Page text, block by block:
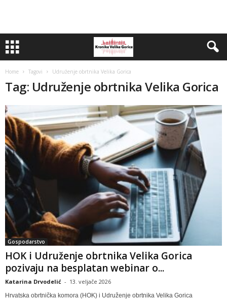
Home Tagovi Udruženje obrtnika Velika Gorica
Tag: Udruženje obrtnika Velika Gorica
Gospodarstvo
HOK i Udruženje obrtnika Velika Gorica
pozivaju na besplatan webinar o...
Katarina Drvodelić - 13. veljače 2026
Hrvatska obrtnička komora (HOK) i Udruženje obrtnika Velika Gorica